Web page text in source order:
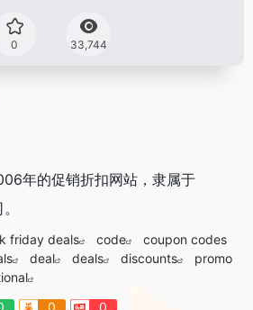
0 33,744
年的促销折扣网站，隶属于
friday deals code
coupon codes
deal deals discounts
promo
0 0